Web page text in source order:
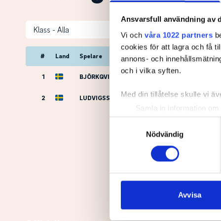
Ansvarsfull användning av
Vi och våra 1022 partners
cookies för att lagra och få
annons- och
och i vilka syften.
Med din tillåtelse skulle vi
Samla in information
Identifiera din enhet
Ta reda på mer om hur
eller dra tillbaka ditt
sociala medier och
till de sociala medier och
Nödvändig
Avvisa
Klass
# Land Spelare
1 BJÖRKQVIST, Victor
2 LUDVIGSSON, Viktor